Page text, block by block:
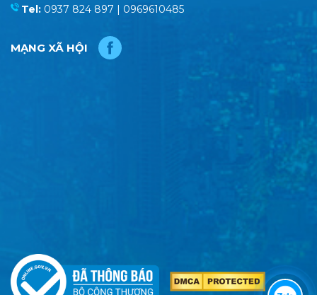
Tel: 0937 824 897 | 0969610485
MẠNG XÃ HỘI